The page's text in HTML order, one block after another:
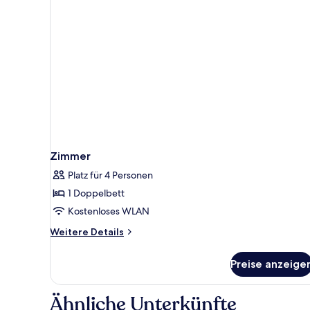
Zimmer
Platz für 4 Personen
1 Doppelbett
Kostenloses WLAN
Weitere Details
Weitere
Preise
Ähnliche Unterkünfte